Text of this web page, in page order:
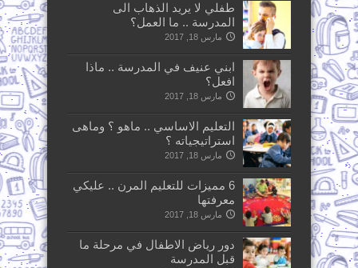
طفلي لا يريد الذهاب الى
المدرسة .. ما العمل؟
مارس 18, 2017
ابني عنيف في المدرسة .. ماذا
افعل؟
مارس 18, 2017
التعليم الاساسي .. ماهو ؟ وماهى
استراتيجياته ؟
مارس 18, 2017
6 مميزات للتعليم المرن .. عليكي
معرفتها
مارس 18, 2017
دور رياض الاطفال في مرحلة ما
قبل المدرسة